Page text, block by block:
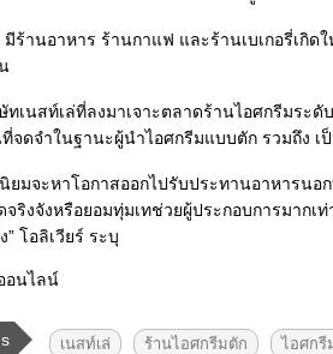
ร้านอาหาร ร้านกาแฟ และร้านเบเกอรี่เกิด
เนสท์เล่ที่ลงมาเจาะตลาดร้านไอศกรีมระ
จดจำในฐานะผู้นำไอศกรีมแบบตัก รวมถึง
ยมจะหาโอกาสออกไปรับประทานอาหารน
ริงจังหรือยอมทุ่มเทช่วยผู้ประกอบการมาก
โอลิเวียร์ ระบุ
อนไลน์
เนสท์เล่ ร้านไอศกรีมตัก ไอศกรี